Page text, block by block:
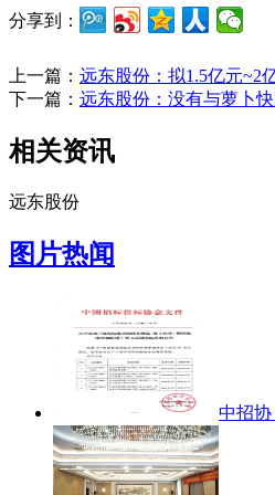
分享到：
上一篇： 远东股份：拟1.5亿元~2
下一篇： 远东股份：没有与萝卜
相关资讯
远东股份
图片热闻
中招